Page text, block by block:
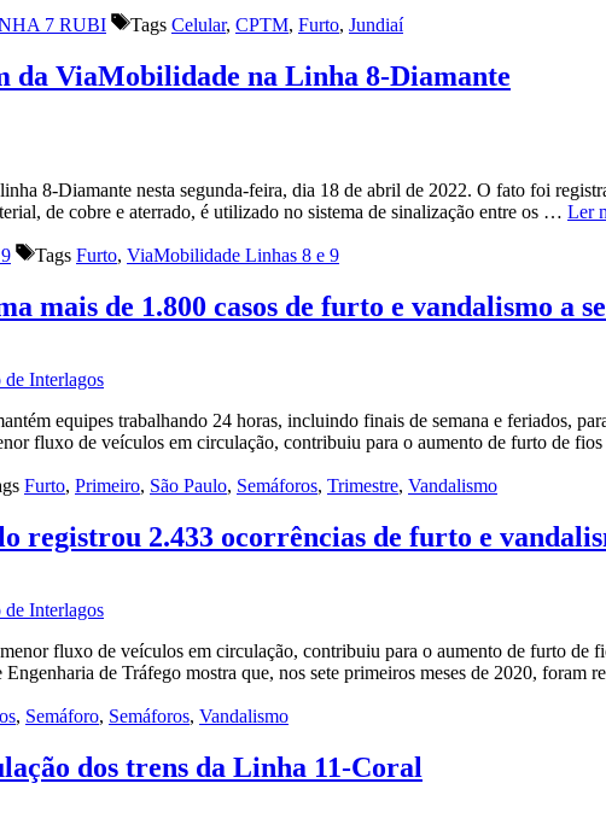
7 RUBI Tags Celular, CPTM, Furto, Jundiaí
ViaMobilidade na Linha 8-Diamante
8-Diamante nesta segunda-feira, dia 18 de abril de 2022. O fato foi
de cobre e aterrado, é utilizado no sistema de sinalização entre os … Ler
Tags Furto, ViaMobilidade Linhas 8 e 9
mais de 1.800 casos de furto e vandalismo a
equipes trabalhando 24 horas, incluindo finais de semana e feriados,
fluxo de veículos em circulação, contribuiu para o aumento de furto de
Furto, Primeiro, São Paulo, Semáforos, Trimestre, Vandalismo
registrou 2.433 ocorrências de furto e
fluxo de veículos em circulação, contribuiu para o aumento de furto de
de Tráfego mostra que, nos sete primeiros meses de 2020, foram
, Semáforo, Semáforos, Vandalismo
dos trens da Linha 11-Coral